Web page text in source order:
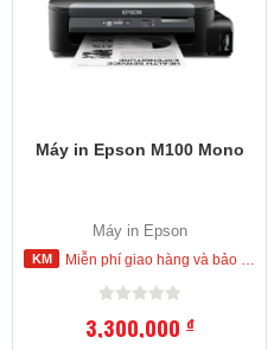
Máy in Epson M100 Mono
Máy in Epson
Miễn phí giao hàng và bảo hành tận nơi trong nội thành Hồ Chí Minh
3,300,000đ